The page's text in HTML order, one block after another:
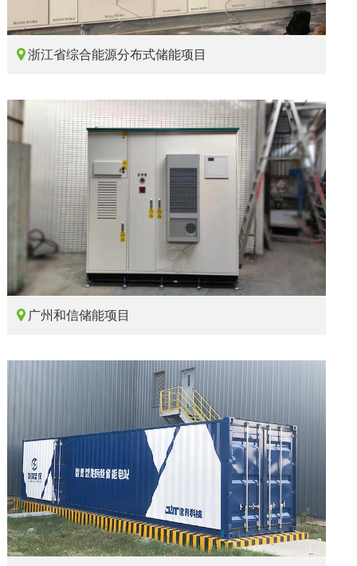
浙江省综合能源分布式储能项目
 广州和信储能项目